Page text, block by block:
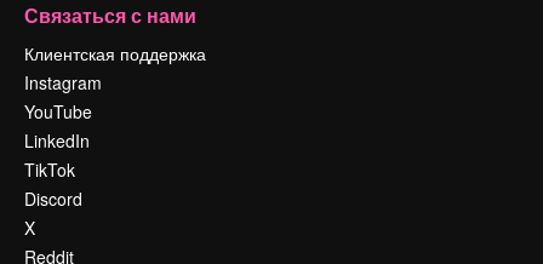
Связаться с нами
Клиентская поддержка
Instagram
YouTube
LinkedIn
TikTok
Discord
X
Reddit